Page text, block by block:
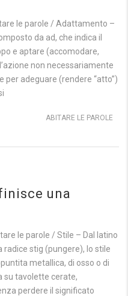
le parole / Adattamento –
da ad, che indica il
e aptare (accomodare,
non necessariamente
per adeguare (rendere “atto”)
ABITARE LE PAROLE
una
le parole / Stile – Dal latino
stig (pungere), lo stile
metallica, di osso o di
su tavolette cerate,
perdere il significato